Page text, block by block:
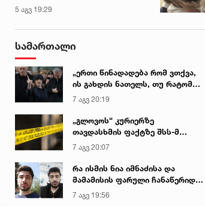
კლინიკაში გადაჰყავთ
5 აგვ 19:29
სამართალი
„ერთი წინადადება რომ ვთქვა,
ის გახდის ნათელს, თუ რატომ
იყო ნია იმნაძე წამქეზებელი...“ -
გიგა ავალიანის დედა
7 აგვ 20:19
„გლოვოს“ კურიერზე
თავდასხმის ფაქტზე შსს-მ
გამოძიება დაიწყო
7 აგვ 20:07
რა ისმის ნია იმნაძისა და
მამამისის ფარული ჩანაწერიდან
- გიგა ავალიანის მკვლელობის
საქმე
7 აგვ 19:56